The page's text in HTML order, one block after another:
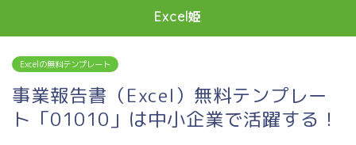
Excel姫
Excelの無料テンプレート
事業報告書（Excel）無料テンプレー
ト「01010」は中小企業で活躍する！